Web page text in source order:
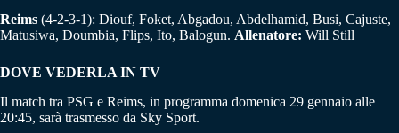
Reims (4-2-3-1): Diouf, Foket, Abgadou, Abdelhamid, Busi, Cajuste,
Matusiwa, Doumbia, Flips, Ito, Balogun. Allenatore: Will Still
DOVE VEDERLA IN TV
Il match tra PSG e Reims, in programma domenica 29 gennaio alle
20:45, sarà trasmesso da Sky Sport.